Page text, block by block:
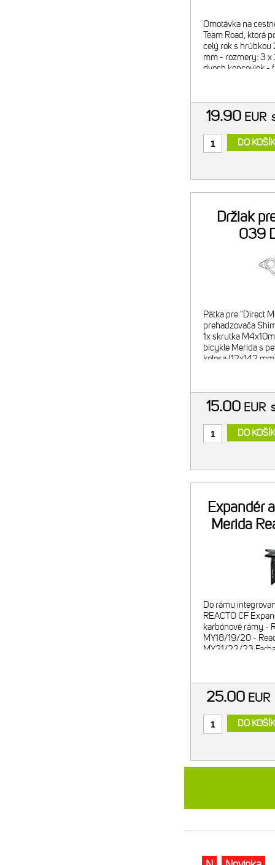
Omotávka na
Team Road, ktorá
celý rok s
mm - rozmery: 3
dvoch koncoviek -
19.90 EUR
DO
Držiak
039
Pätka pre "Direct
prehadzovača
1x skrutka
bicykle Merida s
kolesa (12x142
REACTO CF5
15.00 EUR
DO
Expandér
Merida
Do rámu
REACTO CF
karbónové rámy -
MY18/19/20 -
MY21/22/23
25.00 EUR
DO